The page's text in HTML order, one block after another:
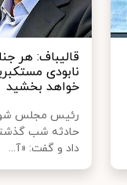
قالیباف: هر
نابودی
خواهد بخشید
رئیس مجلس
حادثه شب
داد و گفت: «آ...